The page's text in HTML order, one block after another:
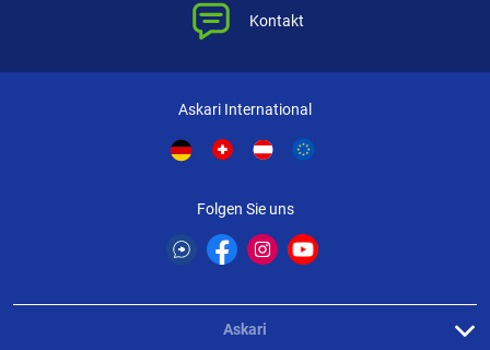
Kontakt
Askari International
Folgen Sie uns
Askari